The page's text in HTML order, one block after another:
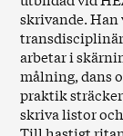
skrivande. Han
arbetar i
målning, dans
praktik
skriva listor